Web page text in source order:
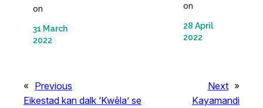
on
31 March
2022
on
28 April
2022
« Previous
Eikestad kan dalk ‘Kwêla’ se
Next »
Kayamandi